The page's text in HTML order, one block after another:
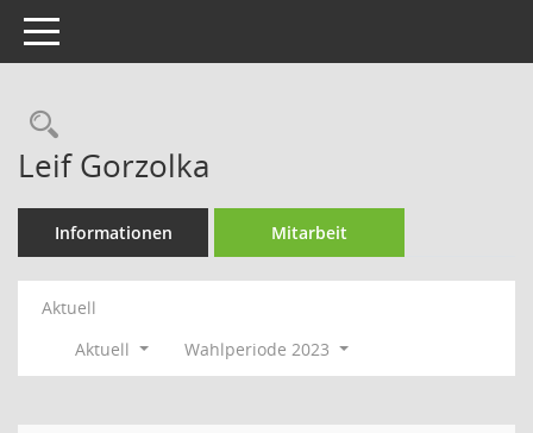
Toggle navigation
Rechercheauswahl
Leif Gorzolka
Informationen Mitarbeit
Aktuell
Aktuell
Wahlperiode 2023